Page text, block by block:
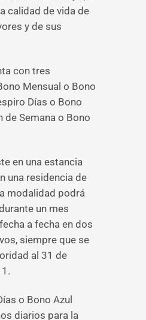
calidad de vida de
y de sus
con tres
Mensual o Bono
Días o Bono
de Semana o Bono
en una estancia
una residencia de
modalidad podrá
un mes
a fecha en dos
siempre que se
al 31 de
o Bono Azul
diarios para la